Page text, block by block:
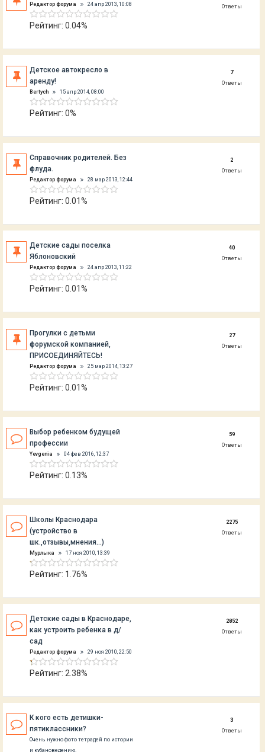
Редактор форума 24 апр 2013, 10:08
Рейтинг: 0.04%
Ответы
Детское автокресло в
аренду!
Bertych 15 апр 2014, 08:00
Рейтинг: 0%
7
Ответы
Справочник родителей. Без
флуда.
Редактор форума 28 мар 2013, 12:44
Рейтинг: 0.01%
2
Ответы
Детские сады поселка
Яблоновский
Редактор форума 24 апр 2013, 11:22
Рейтинг: 0.01%
40
Ответы
Прогулки с детьми
форумской компанией,
ПРИСОЕДИНЯЙТЕСЬ!
Редактор форума 25 мар 2014, 13:27
Рейтинг: 0.01%
27
Ответы
Выбор ребенком будущей
профессии
Yevgenia 04 фев 2016, 12:37
Рейтинг: 0.13%
59
Ответы
Школы Краснодара
(устройство в
шк.,отзывы,мнения...)
Мурлыка 17 ноя 2010, 13:39
Рейтинг: 1.76%
2275
Ответы
Детские сады в Краснодаре,
как устроить ребенка в д/
сад
Редактор форума 29 ноя 2010, 22:50
Рейтинг: 2.38%
2852
Ответы
К кого есть детишки-
пятиклассники?
Очень нужно фото тетрадей по истории
и кубановедению.
3
Ответы